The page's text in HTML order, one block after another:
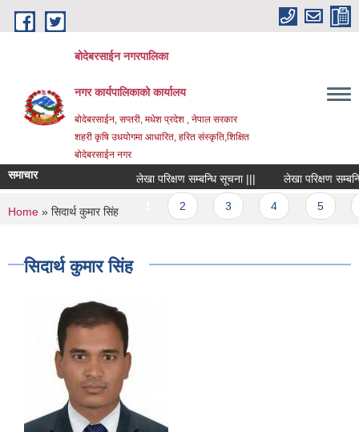
Skip to main content
बोदेबरसाईन नगरपालिका
नगर कार्यपालिकाको कार्यालय
बोदेबरसाईन, सप्तरी, मधेश प्रदेश , नेपाल सरकार
शहरी कृषि उधयोगमा आधारित, हरित संस्कृति,शिक्षित
बोदेबरसाईन नगर
समाचार लेखा परिक्षण सम्बन्धि सूचना ||| लेखा परिक्षण
Pages
You are here
Home » सिदार्थ कुमार सिंह
सिदार्थ कुमार सिंह